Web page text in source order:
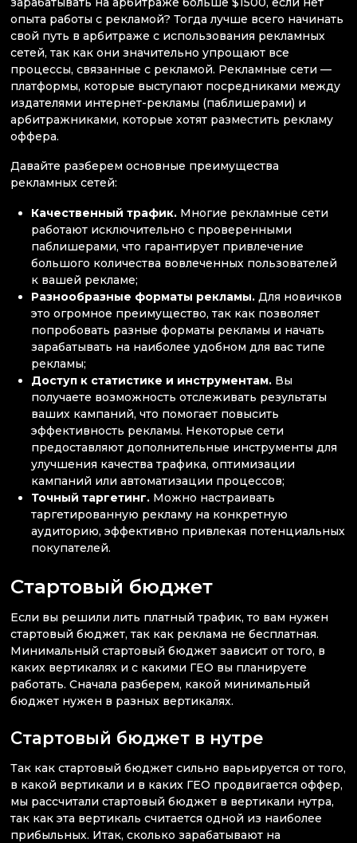
опыта работы с рекламой? Тогда лучше всего начинать
свой путь в арбитраже с использования рекламных
сетей, так как они значительно упрощают все
процессы, связанные с рекламой. Рекламные сети —
платформы, которые выступают посредниками между
издателями интернет-рекламы (паблишерами) и
арбитражниками, которые хотят разместить рекламу
оффера.
Давайте разберем основные преимущества
рекламных сетей:
Качественный трафик. Многие рекламные сети
работают исключительно с проверенными
паблишерами, что гарантирует привлечение
большого количества вовлеченных пользователей
к вашей рекламе;
Разнообразные форматы рекламы.Для новичков
это огромное преимущество, так как позволяет
попробовать разные форматы рекламы и начать
зарабатывать на наиболее удобном для вас типе
рекламы;
Доступ к статистике и инструментам. Вы
получаете возможность отслеживать результаты
ваших кампаний, что помогает повысить
эффективность рекламы. Некоторые сети
предоставляют дополнительные инструменты для
улучшения качества трафика, оптимизации
кампаний или автоматизации процессов;
Точный таргетинг. Можно настраивать
таргетированную рекламу на конкретную
аудиторию, эффективно привлекая потенциальных
покупателей.
Стартовый бюджет
Если вы решили лить платный трафик, то вам нужен
стартовый бюджет, так как реклама не бесплатная.
Минимальный стартовый бюджет зависит от того, в
каких вертикалях и с какими ГЕО вы планируете
работать. Сначала разберем, какой минимальный
бюджет нужен в разных вертикалях.
Стартовый бюджет в нутре
Так как стартовый бюджет сильно варьируется от того,
в какой вертикали и в каких ГЕО продвигается оффер,
мы рассчитали стартовый бюджет в вертикали нутра,
так как эта вертикаль считается одной из наиболее
прибыльных. Итак, сколько зарабатывают на